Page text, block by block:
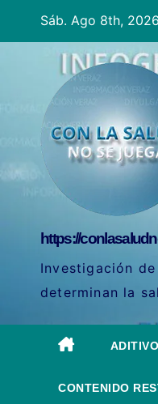
contenido
Sáb. Ago 8th, 2026
https://
Investigación
determinan la
CONTENIDO